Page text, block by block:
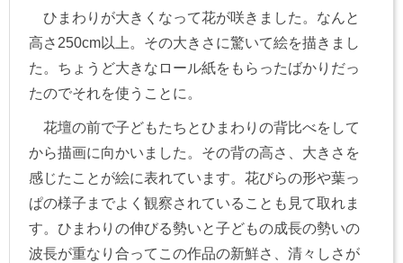
ひまわりが大きくなって花が咲きました。なんと
高さ250cm以上。その大きさに驚いて絵を描きまし
た。ちょうど大きなロール紙をもらったばかりだっ
たのでそれを使うことに。
花壇の前で子どもたちとひまわりの背比べをして
から描画に向かいました。その背の高さ、大きさを
感じたことが絵に表れています。花びらの形や葉っ
ぱの様子までよく観察されていることも見て取れま
す。ひまわりの伸びる勢いと子どもの成長の勢いの
波長が重なり合ってこの作品の新鮮さ、清々しさが